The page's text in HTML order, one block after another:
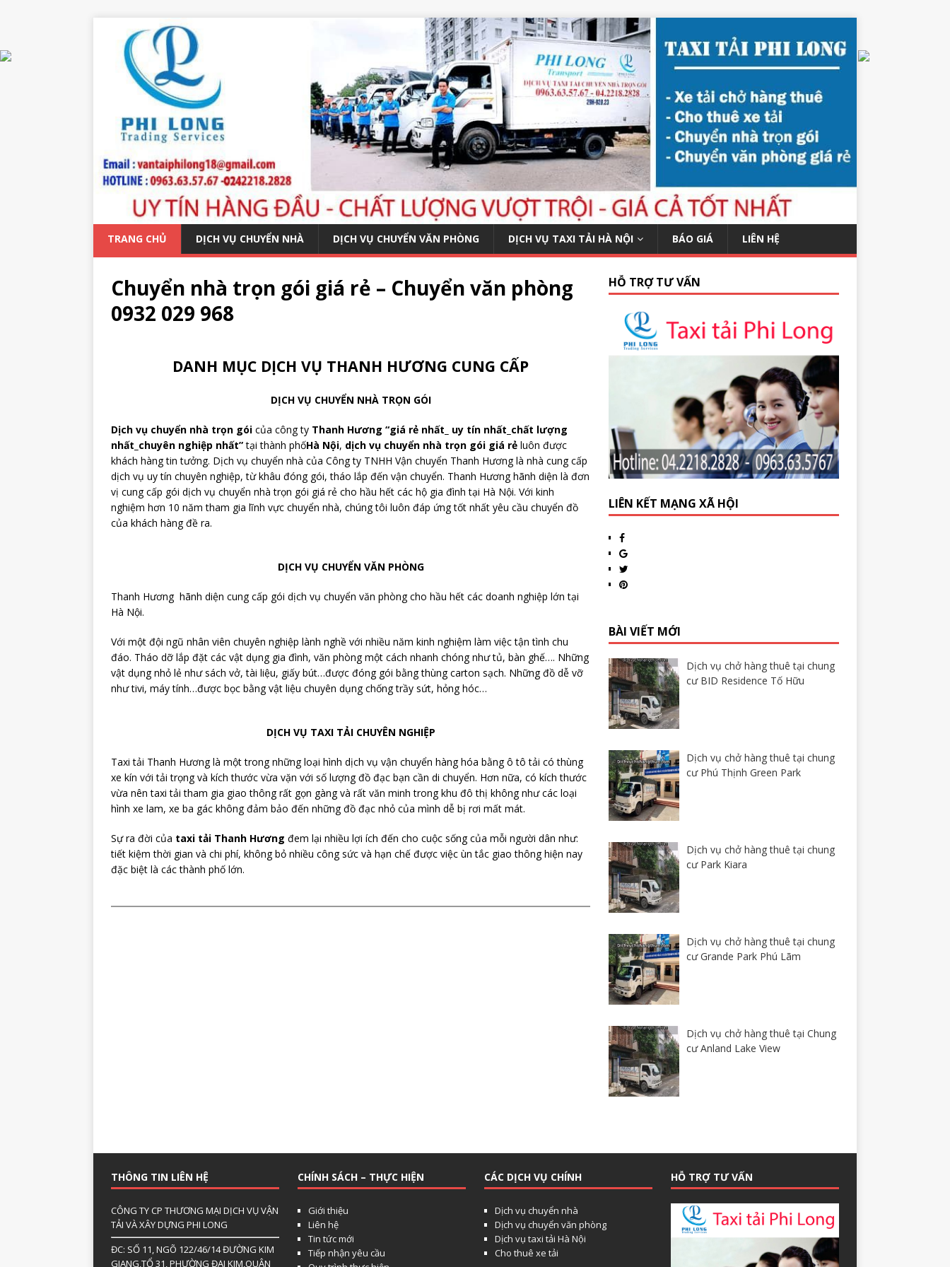
TRANG CHỦ DỊCH VỤ CHUYỂN NHÀ DỊCH VỤ CHUYỂN VĂN PHÒNG DỊCH VỤ TAXI TẢI HÀ NỘI BÁO GIÁ LIÊN HỆ
Chuyển nhà trọn gói giá rẻ – Chuyển văn phòng
0932 029 968
DANH MỤC DỊCH VỤ THANH HƯƠNG CUNG CẤP
DỊCH VỤ CHUYỂN NHÀ TRỌN GÓI
Dịch vụ chuyển nhà trọn gói của công ty Thanh Hương “giá rẻ nhất_ uy tín nhất_chất lượng
nhất_chuyên nghiệp nhất”tại thành phốHà Nội, dịch vụ chuyển nhà trọn gói giá rẻ luôn được
khách hàng tin tưởng. Dịch vụ chuyển nhà của Công ty TNHH Vận chuyển Thanh Hương là nhà cung cấp
dịch vụ uy tín chuyên nghiệp, từ khâu đóng gói, tháo lắp đến vận chuyển. Thanh Hương hãnh diện là đơn
vị cung cấp gói dịch vụ chuyển nhà trọn gói giá rẻ cho hầu hết các hộ gia đình tại Hà Nội. Với kinh
nghiệm hơn 10 năm tham gia lĩnh vực chuyển nhà, chúng tôi luôn đáp ứng tốt nhất yêu cầu chuyển đồ
của khách hàng đề ra.
DỊCH VỤ CHUYỂN VĂN PHÒNG
Thanh Hương hãnh diện cung cấp gói dịch vụ chuyển văn phòng cho hầu hết các doanh nghiệp lớn tại
Hà Nội.
Với một đội ngũ nhân viên chuyên nghiệp lành nghề với nhiều năm kinh nghiệm làm việc tận tình chu
đáo. Tháo dỡ lắp đặt các vật dụng gia đình, văn phòng một cách nhanh chóng như tủ, bàn ghế…. Những
vật dụng nhỏ lẻ như sách vở, tài liệu, giấy bút…được đóng gói bằng thùng carton sạch. Những đồ dễ vỡ
như tivi, máy tính…được bọc bằng vật liệu chuyên dụng chống trầy sứt, hỏng hóc…
DỊCH VỤ TAXI TẢI CHUYÊN NGHIỆP
Taxi tải Thanh Hương là một trong những loại hình dịch vụ vận chuyển hàng hóa bằng ô tô tải có thùng
xe kín với tải trọng và kích thước vừa vặn với số lượng đồ đạc bạn cần di chuyển. Hơn nữa, có kích thước
vừa nên taxi tải tham gia giao thông rất gọn gàng và rất văn minh trong khu đô thị không như các loại
hình xe lam, xe ba gác không đảm bảo đến những đồ đạc nhỏ của mình dễ bị rơi mất mát.
Sự ra đời của taxi tải Thanh Hương đem lại nhiều lợi ích đến cho cuộc sống của mỗi người dân như:
tiết kiệm thời gian và chi phí, không bỏ nhiều công sức và hạn chế được việc ùn tắc giao thông hiện nay
đặc biệt là các thành phố lớn.
HỖ TRỢ TƯ VẤN
LIÊN KẾT MẠNG XÃ HỘI
BÀI VIẾT MỚI
Dịch vụ chở hàng thuê tại chung
cư BID Residence Tố Hữu
Dịch vụ chở hàng thuê tại chung
cư Phú Thịnh Green Park
Dịch vụ chở hàng thuê tại chung
cư Park Kiara
Dịch vụ chở hàng thuê tại chung
cư Grande Park Phú Lãm
Dịch vụ chở hàng thuê tại Chung
cư Anland Lake View
THÔNG TIN LIÊN HỆ
CÔNG TY CP THƯƠNG MẠI DỊCH VỤ VẬN
TẢI VÀ XÂY DỰNG PHI LONG
ĐC: SỐ 11, NGÕ 122/46/14 ĐƯỜNG KIM
GIANG,TỔ 31, PHƯỜNG ĐẠI KIM,QUẬN
CHÍNH SÁCH – THỰC HIỆN
Giới thiệu
Liên hệ
Tin tức mới
Tiếp nhận yêu cầu
CÁC DỊCH VỤ CHÍNH
Dịch vụ chuyển nhà
Dịch vụ chuyển văn phòng
Dịch vụ taxi tải Hà Nội
Cho thuê xe tải
HỖ TRỢ TƯ VẤN